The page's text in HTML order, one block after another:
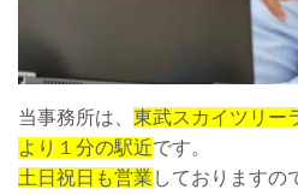
当事務所は、 東武スカイツリー
より１分の駅近です。
土日祝日も営業 しておりますの